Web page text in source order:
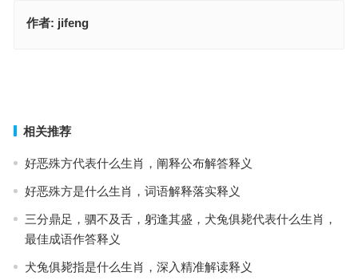
作者: jifeng
相关推荐
好恶殊方代表什么生肖，阐释公布解答释义
好恶殊方是什么生肖，词语解释落实释义
三分鼎足，驷不及舌，躬逢其盛，犬兔俱毙代表什么生肖，
最佳成语作答释义
犬兔俱毙指是什么生肖，深入精准解读释义